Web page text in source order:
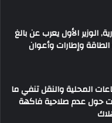
الوزير الأول يعرب عن بالغ
الطاقة وإطارات وأعوان
المحلية والنقل تنفي ما
حول عدم صلاحية فاكهة